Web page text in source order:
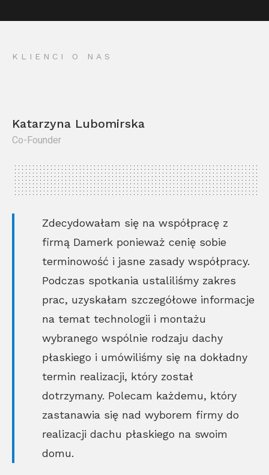
KLIENCI O NAS
Katarzyna Lubomirska
Co-Founder
Zdecydowałam się na współpracę z
firmą Damerk ponieważ cenię sobie
terminowość i jasne zasady współpracy.
Podczas spotkania ustaliliśmy zakres
prac, uzyskałam szczegółowe informacje
na temat technologii i montażu
wybranego wspólnie rodzaju dachy
płaskiego i umówiliśmy się na dokładny
termin realizacji, który został
dotrzymany. Polecam każdemu, który
zastanawia się nad wyborem firmy do
realizacji dachu płaskiego na swoim
domu.